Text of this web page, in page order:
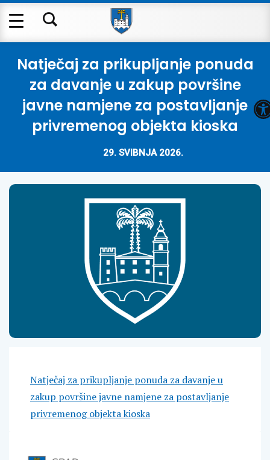
Natječaj za prikupljanje ponuda
za davanje u zakup površine
javne namjene za postavljanje
privremenog objekta kioska
29. SVIBNJA 2026.
Natječaj za prikupljanje ponuda za davanje u
zakup površine javne namjene za postavljanje
privremenog objekta kioska